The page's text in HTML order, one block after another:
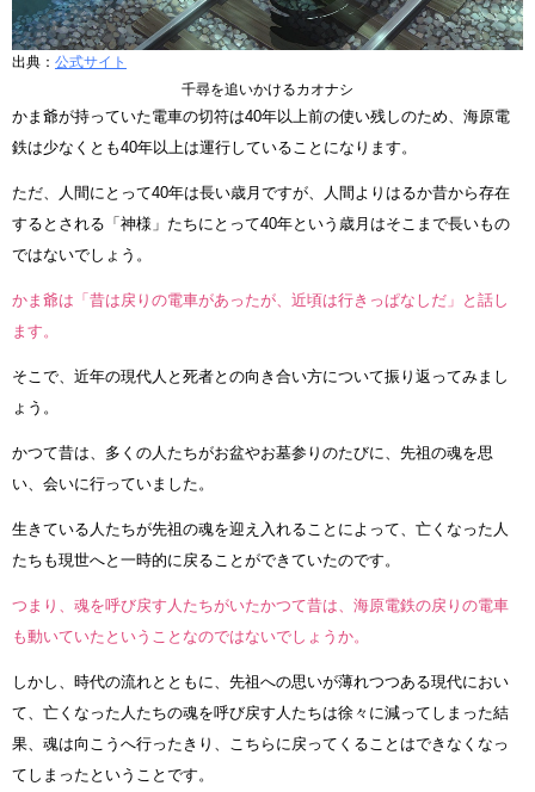
出典： 公式サイト
千尋を追いかけるカオナシ
かま爺が持っていた電車の切符は40年以上前の使い残しのため、海原電
鉄は少なくとも40年以上は運行していることになります。
ただ、人間にとって40年は長い歳月ですが、人間よりはるか昔から存在
するとされる「神様」たちにとって40年という歳月はそこまで長いもの
ではないでしょう。
かま爺は「昔は戻りの電車があったが、近頃は行きっぱなしだ」と話し
ます。
そこで、近年の現代人と死者との向き合い方について振り返ってみまし
ょう。
かつて昔は、多くの人たちがお盆やお墓参りのたびに、先祖の魂を思
い、会いに行っていました。
生きている人たちが先祖の魂を迎え入れることによって、亡くなった人
たちも現世へと一時的に戻ることができていたのです。
つまり、魂を呼び戻す人たちがいたかつて昔は、海原電鉄の戻りの電車
も動いていたということなのではないでしょうか。
しかし、時代の流れとともに、先祖への思いが薄れつつある現代におい
て、亡くなった人たちの魂を呼び戻す人たちは徐々に減ってしまった結
果、魂は向こうへ行ったきり、こちらに戻ってくることはできなくなっ
てしまったということです。